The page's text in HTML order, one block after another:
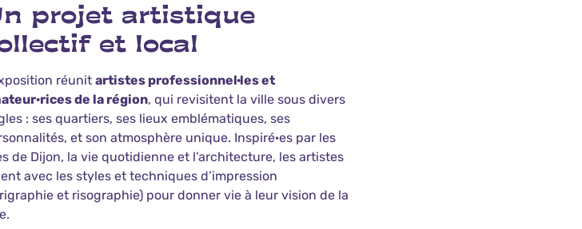
projet artistique
et local
réunitartistes professionnel·les et
de la région, qui revisitent la ville sous divers
: ses quartiers, ses lieux emblématiques, ses
et son atmosphère unique. Inspiré·es par les
de Dijon, la vie quotidienne et l’architecture, les artistes
avec les styles et techniques d’impression
et risographie) pour donner vie à leur vision de la